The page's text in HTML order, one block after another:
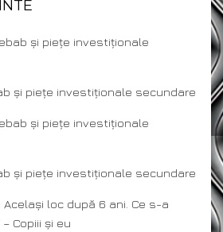
și piețe investiționale
și piețe investiționale secundare
și piețe investiționale
și piețe investiționale secundare
Același loc după 6 ani. Ce s-a
Copiii și eu